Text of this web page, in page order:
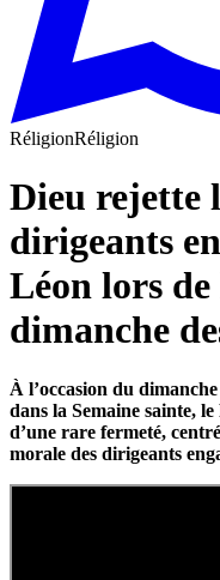
RéligionRéligion
Dieu rejette
dirigeants
Léon lors de
dimanche
À l’occasion du
dans la Semaine sainte,
d’une rare fermeté,
morale des dirigeants